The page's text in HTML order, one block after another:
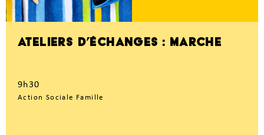
ATELIERS D’ÉCHANGES : MARCHE
9h30
Action Sociale Famille